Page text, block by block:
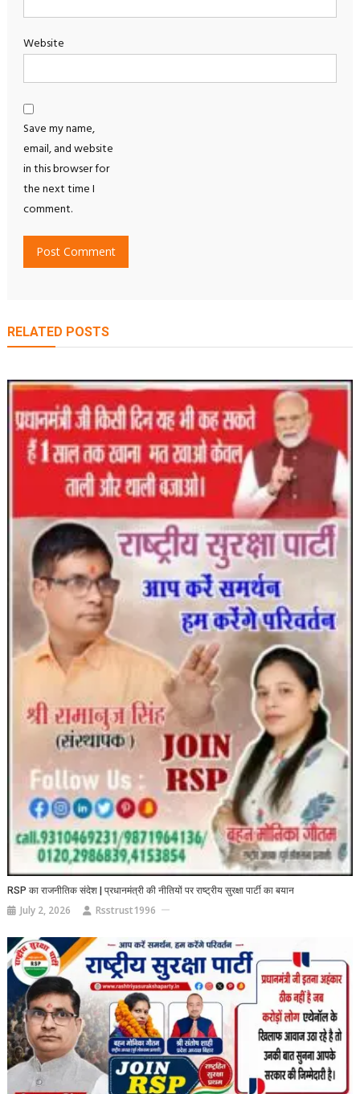
Website
Save my name,
email, and website
in this browser for
the next time I
comment.
RELATED POSTS
RSP का राजनीतिक संदेश | प्रधानमंत्री की नीतियों पर राष्ट्रीय सुरक्षा पार्टी का बयान
July 2, 2026 Rsstrust1996